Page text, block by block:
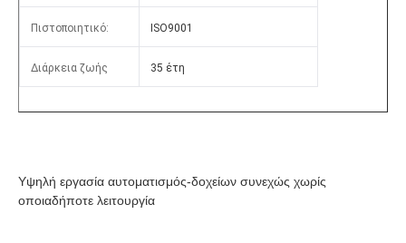
Πιστοποιητικό: ISO9001
Διάρκεια ζωής 35 έτη
Υψηλή εργασία αυτοματισμός-δοχείων συνεχώς χωρίς
οποιαδήποτε λειτουργία